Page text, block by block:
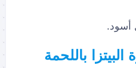
أسود.
باللحمة